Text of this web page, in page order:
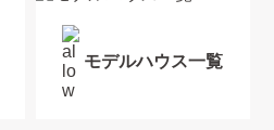
モデルハウス一覧